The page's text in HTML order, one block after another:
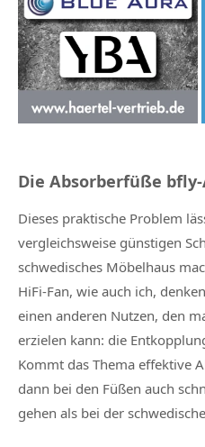
Die Absorberfüße bfly-
Dieses praktische Problem
vergleichsweise günstigen
schwedisches Möbelhaus
HiFi-Fan, wie auch ich,
einen anderen Nutzen, den
erzielen kann: die
Kommt das Thema effektive
dann bei den Füßen auch
gehen als bei der